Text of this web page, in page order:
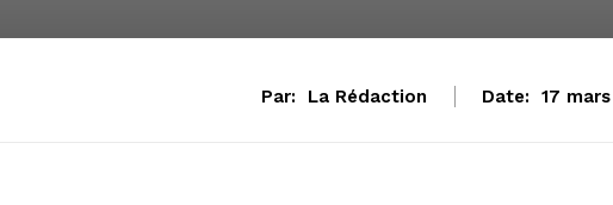
Par: La Rédaction Date: 17